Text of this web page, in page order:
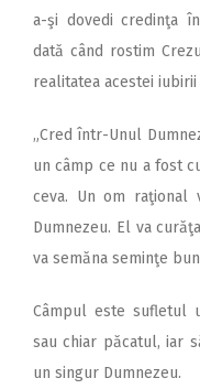
2017
2016
2014
2012
2011
2010
2009
a-şi dovedi credinţa
dată când rostim
realitatea acestei
„Cred într-Unul
un câmp ce nu a fost
ceva. Un om raţional
Dumnezeu. El va
va semăna seminţe
Câmpul este sufletul
sau chiar păcatul, iar
un singur Dumnezeu.